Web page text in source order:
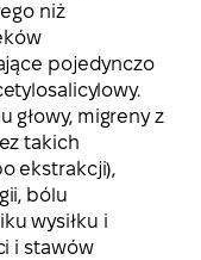
niż
pojedynczo
głowy, migreny z
takich
ekstrakcji),
bólu
wysiłku i
i stawów